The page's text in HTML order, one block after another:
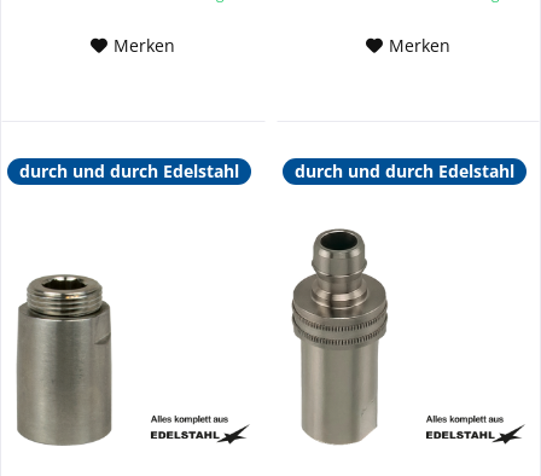
Merken Merken
durch und durch Edelstahl durch und durch Edelstahl